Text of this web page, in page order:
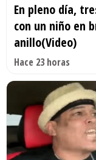
En pleno día,
con un niño en
anillo(Video)
Hace 23 horas